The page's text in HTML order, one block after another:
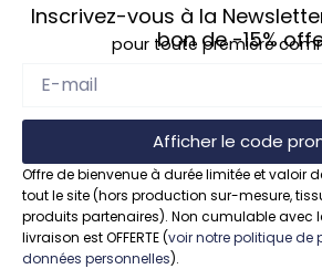
kilom
ètres
soi.
Inscrivez-vous à la
bon de -15%
pour toute première
Afficher le code
Offre de bienvenue à durée limitée et valoir
tout le site (hors production sur-mesure,
produits partenaires). Non cumulable avec
livraison est OFFERTE (voir notre politique de
données personnelles).